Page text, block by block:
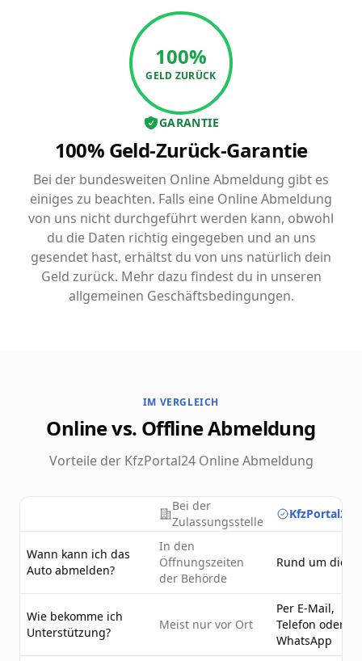
100%
GELD ZURÜCK
GARANTIE
100% Geld-Zurück-Garantie
Bei der bundesweiten Online Abmeldung gibt es
einiges zu beachten. Falls eine Online Abmeldung
von uns nicht durchgeführt werden kann, obwohl
du die Daten richtig eingegeben und an uns
gesendet hast, erhältst du von uns natürlich dein
Geld zurück. Mehr dazu findest du in unseren
allgemeinen Geschäftsbedingungen.
IM VERGLEICH
Online vs. Offline Abmeldung
Vorteile der KfzPortal24 Online Abmeldung
Bei der
Zulassungsstelle
Wann kann ich das
Auto abmelden?
In den
Öffnungszeiten
der Behörde
Rund um die
Wie bekomme ich
Unterstützung?
Meist nur vor Ort
Per E-Mail,
Telefon oder
WhatsApp